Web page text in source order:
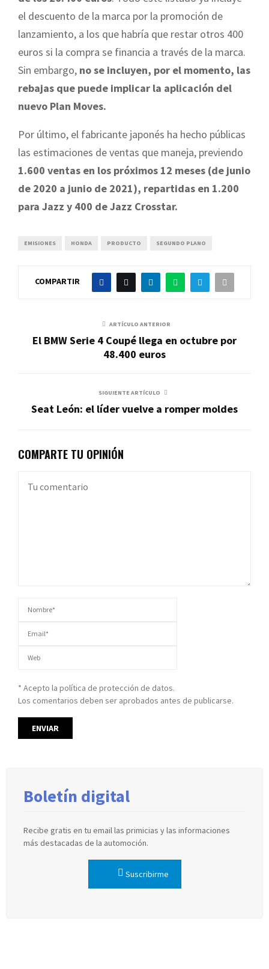
el descuento de la marca por la promoción de
lanzamiento, a los que habría que restar otros 400
euros si la compra se financia a través de la marca.
Sin embargo, no se incluyen, por el momento, las
rebajas que puede implicar la aplicación del
nuevo Plan Moves.
Por último, el fabricante japonés ha hecho públicas
las estimaciones de ventas que maneja, previendo
1.600 ventas en los próximos 12 meses (de junio
de 2020 a junio de 2021), repartidas en 1.200
para Jazz y 400 de Jazz Crosstar.
EMISIONES HONDA PRODUCTO SEGUNDO PLANO
COMPARTIR
ARTÍCULO ANTERIOR
El BMW Serie 4 Coupé llega en octubre por
48.400 euros
SIGUIENTE ARTÍCULO
Seat León: el líder vuelve a romper moldes
COMPARTE TU OPINIÓN
* Acepto la política de protección de datos.
Los comentarios deben ser aprobados antes de publicarse.
Boletín digital
Recibe gratis en tu email las primicias y las informaciones
más destacadas de la automoción.
Suscribirme